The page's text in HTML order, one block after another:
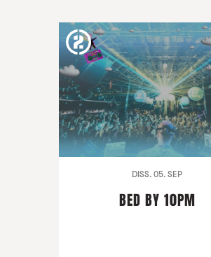
DISS. 05. SEP
BED BY 10PM